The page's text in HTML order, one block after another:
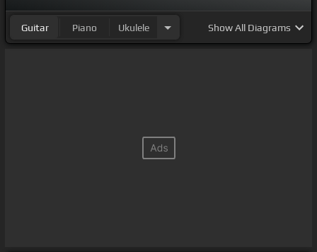
Guitar Piano Ukulele ShowAll Diagrams